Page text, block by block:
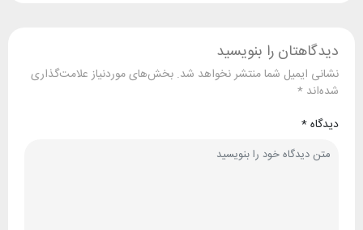
دیدگاهتان را بنویسید
نشانی ایمیل شما منتشر نخواهد شد. بخش‌های موردنیاز علامت‌گذاری
شده‌اند *
دیدگاه*